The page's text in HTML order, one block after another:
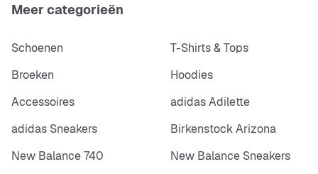
Meer categorieën
Schoenen
T-Shirts & Tops
Broeken
Hoodies
Accessoires
adidas Adilette
adidas Sneakers
Birkenstock Arizona
New Balance 740
New Balance Sneakers